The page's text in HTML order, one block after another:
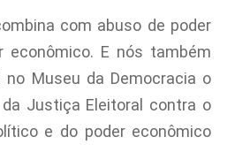
com abuso de poder
econômico. E nós também
Museu da Democracia o
Justiça Eleitoral contra o
e do poder econômico